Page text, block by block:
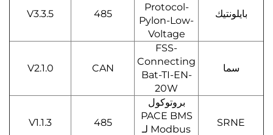
بايلونتيك
Protocol-
Pylon-Low-
Voltage
485
V3.3.5
سما
FSS-
Connecting
Bat-TI-EN-
20W
CAN
V2.1.0
SRNE
بروتوكول
PACE BMS
Modbus لـ
485
V1.1.3